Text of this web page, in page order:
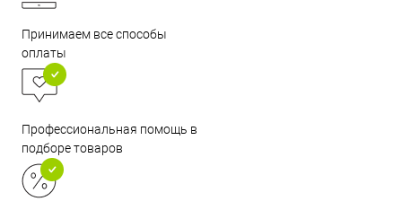
Принимаем все способы
оплаты
Профессиональная помощь в
подборе товаров